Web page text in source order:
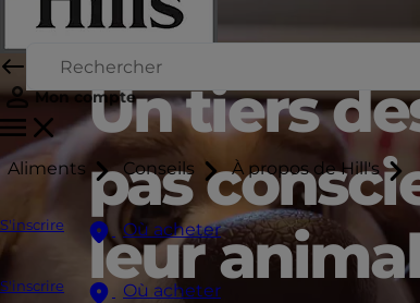
Mon compte
Aliments Conseils À propos de Hill's
S'inscrire Où acheter
S'inscrire Où acheter
Un tiers
pas
leur